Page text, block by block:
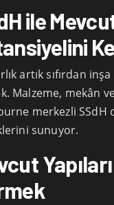
ile
artık sıfırdan
Malzeme, mekân
merkezli
sunuyor.